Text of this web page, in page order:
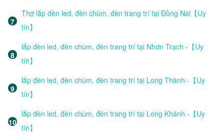
Thợ lắp đèn led, đèn chùm, đèn trang trí tại Đồng Nai【Uy
tín】
lắp đèn led, đèn chùm, đèn trang trí tại Nhơn Trạch -【Uy
tín】
lắp đèn led, đèn chùm, đèn trang trí tại Long Thành -【Uy
tín】
lắp đèn led, đèn chùm, đèn trang trí tại Long Khánh -【Uy
tín】